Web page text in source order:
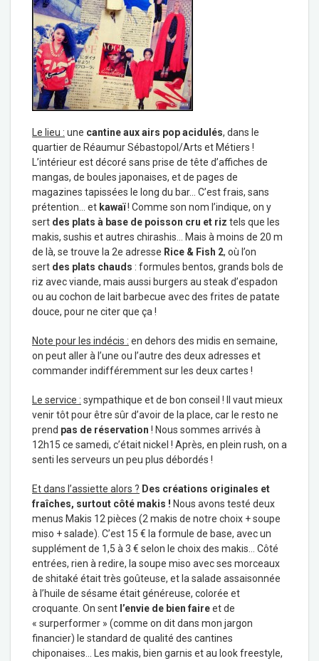
Le lieu : une cantine aux airs pop acidulés, dans le
quartier de Réaumur Sébastopol/Arts et Métiers !
L’intérieur est décoré sans prise de tête d’affiches de
mangas, de boules japonaises, et de pages de
magazines tapissées le long du bar… C’est frais, sans
prétention… et kawaï! Comme son nom l’indique, on y
sert des plats à base de poisson cru et riz tels que les
makis, sushis et autres chirashis… Mais à moins de 20 m
de là, se trouve la 2e adresse Rice & Fish 2, où l’on
sert des plats chauds : formules bentos, grands bols de
riz avec viande, mais aussi burgers au steak d’espadon
ou au cochon de lait barbecue avec des frites de patate
douce, pour ne citer que ça !
Note pour les indécis : en dehors des midis en semaine,
on peut aller à l’une ou l’autre des deux adresses et
commander indifféremment sur les deux cartes !
Le service : sympathique et de bon conseil ! Il vaut mieux
venir tôt pour être sûr d’avoir de la place, car le resto ne
prend pas de réservation ! Nous sommes arrivés à
12h15 ce samedi, c’était nickel ! Après, en plein rush, on a
senti les serveurs un peu plus débordés !
Et dans l’assiette alors ? Des créations originales et
fraîches, surtout côté makis ! Nous avons testé deux
menus Makis 12 pièces (2 makis de notre choix + soupe
miso + salade). C’est 15 € la formule de base, avec un
supplément de 1,5 à 3 € selon le choix des makis… Côté
entrées, rien à redire, la soupe miso avec ses morceaux
de shitaké était très goûteuse, et la salade assaisonnée
à l’huile de sésame était généreuse, colorée et
croquante. On sent l’envie de bien faireet de
« surperformer » (comme on dit dans mon jargon
financier) le standard de qualité des cantines
chiponaises… Les makis, bien garnis et au look freestyle,